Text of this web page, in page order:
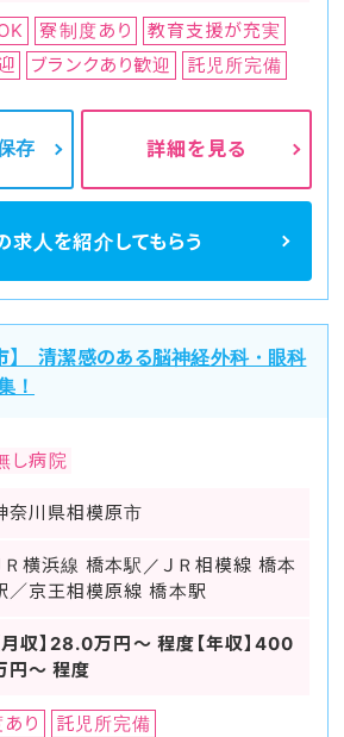
寮制度あり
教育支援が充実
ブランクあり歓迎 託児所完備
存 詳細を見る
求人を紹介してもらう
】 清潔感のある脳神経外科・眼科
！
し病院
奈川県相模原市
Ｒ横浜線 橋本駅／ＪＲ相模線 橋本
／京王相模原線 橋本駅
月収】28.0万円～ 程度【年収】400
円～ 程度
り 託児所完備